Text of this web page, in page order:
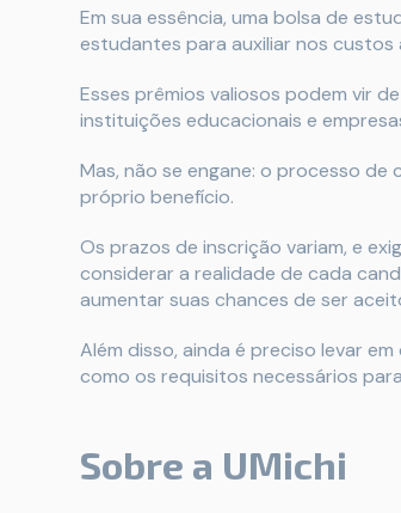
Em sua essência, uma bolsa de
estudantes para auxiliar nos custos
Esses prêmios valiosos podem vir
instituições educacionais e
Mas, não se engane: o processo
próprio benefício.
Os prazos de inscrição variam, e
considerar a realidade de cada
aumentar suas chances de ser
Além disso, ainda é preciso levar
como os requisitos necessários
Sobre a UMichi